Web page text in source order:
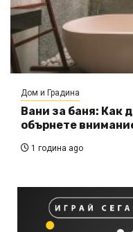
Дом и Градина
Вани за баня: Как
обърнете
1 година ago